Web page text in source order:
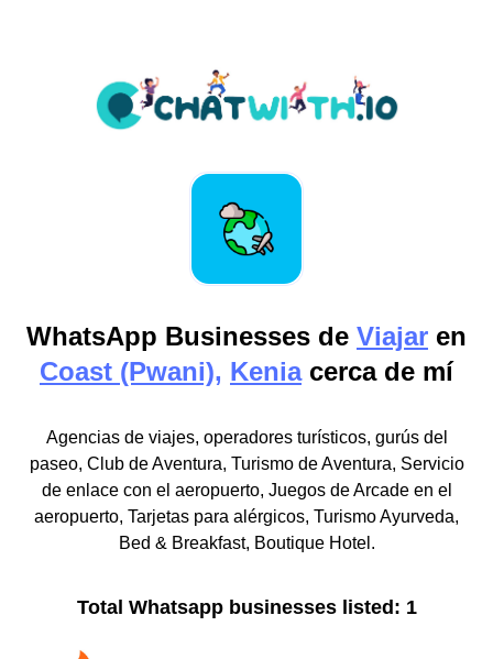
WhatsApp Businesses de Viajar en
Coast (Pwani), Keniacerca de mí
Agencias de viajes, operadores turísticos, gurús del
paseo, Club de Aventura, Turismo de Aventura, Servicio
de enlace con el aeropuerto, Juegos de Arcade en el
aeropuerto, Tarjetas para alérgicos, Turismo Ayurveda,
Bed & Breakfast, Boutique Hotel.
Total Whatsapp businesses listed: 1